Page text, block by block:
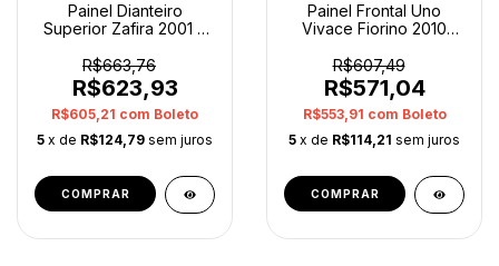
Painel Dianteiro
Superior Zafira 2001 A
R$663,76
R$623,93
R$605,21 com Boleto
5 x de R$124,79 sem juros
Painel Frontal Uno
Vivace Fiorino 2010
R$607,49
R$571,04
R$553,91 com Boleto
5 x de R$114,21 sem juros